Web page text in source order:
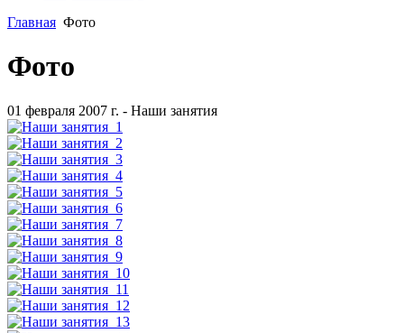
Главная Фото
Фото
01 февраля 2007 г. - Наши занятия